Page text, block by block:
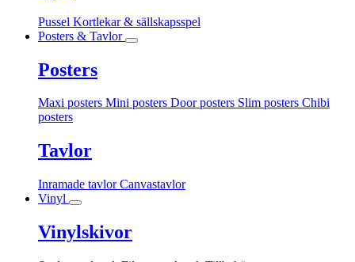
Pussel Kortlekar & sällskapsspel
Posters & Tavlor
Posters
Maxi posters Mini posters Door posters Slim posters Chibi
posters
Tavlor
Inramade tavlorCanvastavlor
Vinyl
Vinylskivor